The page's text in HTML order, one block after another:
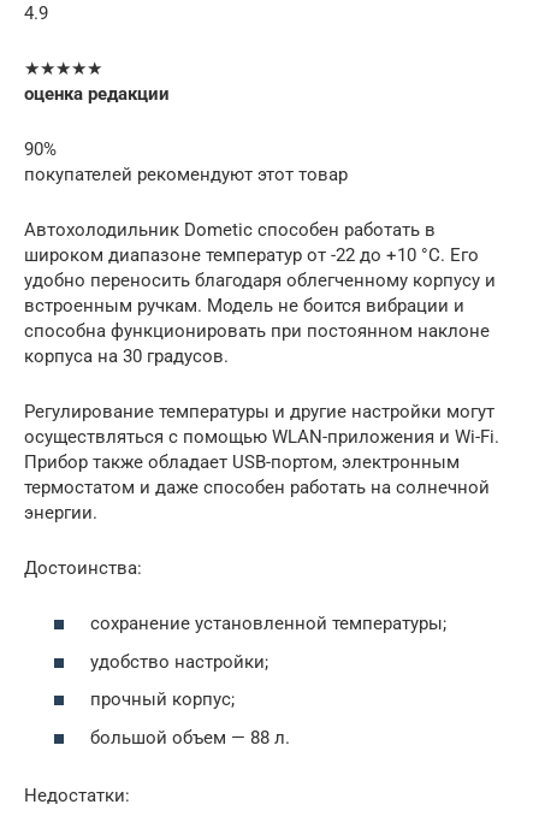
4.9
★★★★★
оценка редакции
90%
покупателей рекомендуют этот товар
Автохолодильник Dometic способен работать в
широком диапазоне температур от -22 до +10 °С. Его
удобно переносить благодаря облегченному корпусу и
встроенным ручкам. Модель не боится вибрации и
способна функционировать при постоянном наклоне
корпуса на 30 градусов.
Регулирование температуры и другие настройки могут
осуществляться с помощью WLAN-приложения и Wi-Fi.
Прибор также обладает USB-портом, электронным
термостатом и даже способен работать на солнечной
энергии.
Достоинства:
сохранение установленной температуры;
удобство настройки;
прочный корпус;
большой объем — 88 л.
Недостатки: